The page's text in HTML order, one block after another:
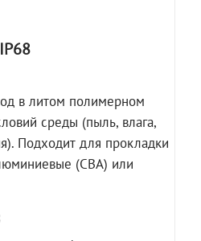
в литом полимерном
среды (пыль, влага,
Подходит для прокладки
(СВА) или